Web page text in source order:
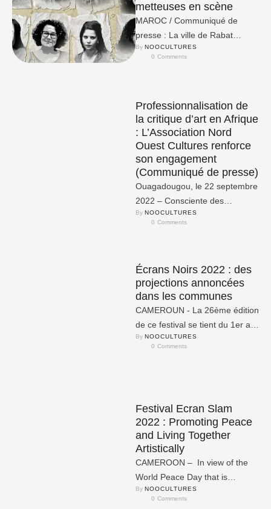
metteuses en scène
MAROC / Communiqué de
presse : La ville de Rabat
accueillera la première édition
By NOOCULTURES
0 Comments
Professionnalisation de
la critique d’art en Afrique
: L’Association Nord
Ouest Cultures renforce
son engagement
(Communiqué de presse)
Ouagadougou, le 22 septembre
2022 – Consciente des
nouvelles interrogations
By NOOCULTURES
0 Comments
Écrans Noirs 2022 : des
projections annoncées
dans les communes
CAMEROUN - La 26ème édition
de ce festival se tient du 1er au
8 octobre prochain à Yaoundé
By NOOCULTURES
0 Comments
Festival Ecran Slam
2022 : Promoting Peace
and Living Together
Artistically
CAMEROON – In view of the
World Peace Day that is
celebrated every September 21,
By NOOCULTURES
0 Comments